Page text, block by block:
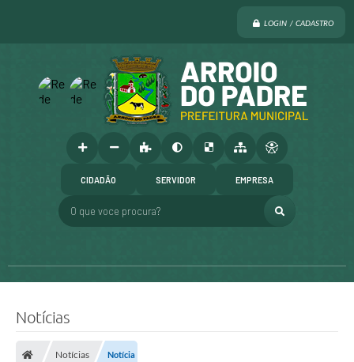
LOGIN / CADASTRO
O que voce procura?
CIDADÃO SERVIDOR EMPRESA
Notícias
Notícias Notícia